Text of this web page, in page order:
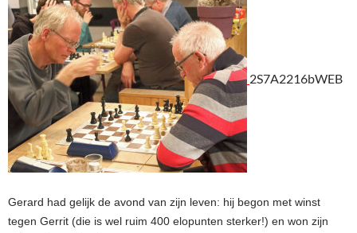
2S7A2216bWEB
Gerard had gelijk de avond van zijn leven: hij begon met winst
tegen Gerrit (die is wel ruim 400 elopunten sterker!) en won zijn